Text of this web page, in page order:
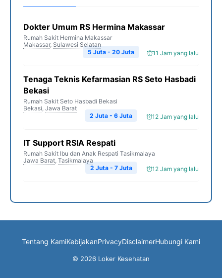
Dokter Umum RS Hermina Makassar
Rumah Sakit Hermina Makassar
Makassar, Sulawesi Selatan
11 Jam yang lalu
5 Juta - 20 Juta
Tenaga Teknis Kefarmasian RS Seto Hasbadi
Bekasi
Rumah Sakit Seto Hasbadi Bekasi
Bekasi, Jawa Barat
12 Jam yang lalu
2 Juta - 6 Juta
IT Support RSIA Respati
Rumah Sakit Ibu dan Anak Respati Tasikmalaya
Jawa Barat, Tasikmalaya
12 Jam yang lalu
2 Juta - 7 Juta
Tentang KamiKebijakanPrivacyDisclaimerHubungi Kami
© 2026 Loker Kesehatan